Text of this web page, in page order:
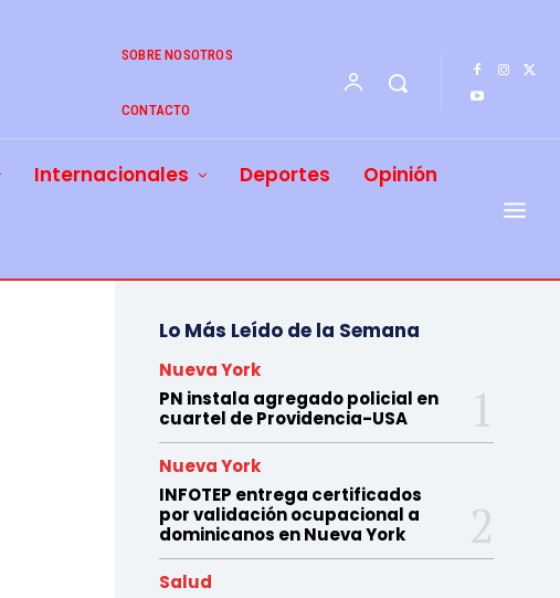
SOBRE NOSOTROS
CONTACTO
Internacionales Deportes Opinión
Lo Más Leído de la Semana
Nueva York
PN instala agregado policial en
cuartel de Providencia-USA
Nueva York
INFOTEP entrega certificados
por validación ocupacional a
dominicanos en Nueva York
Salud